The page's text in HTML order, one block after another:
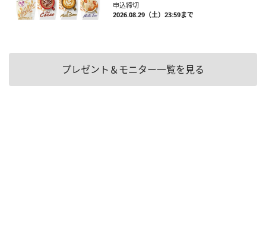
申込締切
2026.08.29（土）23:59まで
プレゼント＆モニター一覧を見る